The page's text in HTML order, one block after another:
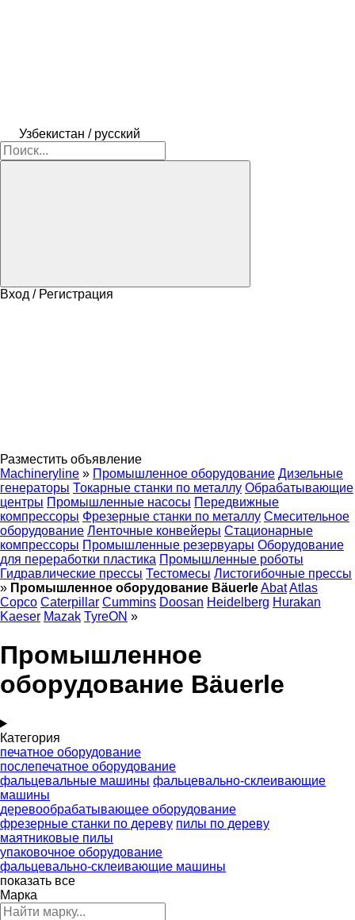
Узбекистан / русский
Вход / Регистрация
Разместить объявление
Machineryline » Промышленное оборудование Дизельные
генераторы Токарные станки по металлу Обрабатывающие
центры Промышленные насосы Передвижные
компрессоры Фрезерные станки по металлу Смесительное
оборудование Ленточные конвейеры Стационарные
компрессоры Промышленные резервуары Оборудование
для переработки пластика Промышленные роботы
Гидравлические прессы Тестомесы Листогибочные прессы
» Промышленное оборудование BäuerleAbatAtlas
Copco Caterpillar Cummins Doosan Heidelberg Hurakan
Kaeser Mazak TyreON »
Промышленное
оборудование Bäuerle
Категория
печатное оборудование
послепечатное оборудование
фальцевальные машины фальцевально-склеивающие
машины
деревообрабатывающее оборудование
фрезерные станки по дереву пилы по дереву
маятниковые пилы
упаковочное оборудование
фальцевально-склеивающие машины
показать все
Марка